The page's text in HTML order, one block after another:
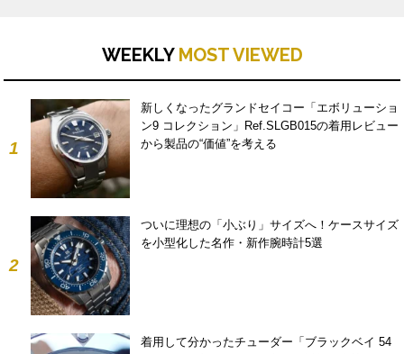
WEEKLY MOST VIEWED
1
新しくなったグランドセイコー「エボリューショ
ン9 コレクション」Ref.SLGB015の着用レビュー
から製品の“価値”を考える
2
ついに理想の「小ぶり」サイズへ！ケースサイズ
を小型化した名作・新作腕時計5選
着用して分かったチューダー「ブラックベイ 54